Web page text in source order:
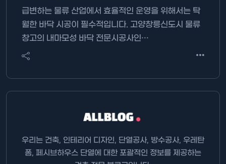
급변하는 물류 산업에서 효율적인 운영을 위해서는 탁
월한 바닥 시공이 필수적입니다. 고양창릉신도시 물류
창고의 내마모성 바닥 전문시공사인…
우리는 건축, 인테리어 디자인, 단열공사, 방수공사, 우레탄
폼, 페시브하우스 단열에 대한 포괄적인 정보를 제공하는